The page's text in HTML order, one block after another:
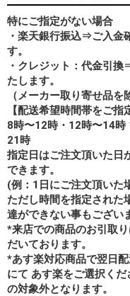
特にご指定がない場合
・楽天銀行振込⇒ご入金
す。
・クレジット：代金引
たします。
（メーカー取り寄せ品を
【配送希望時間帯をご指
8時〜12時・12時〜14
21時
指定日はご注文頂いた日
できます。
(例：1日にご注文頂いた
ただし時間を指定された
達ができない事もござい
*来店での商品のお引取
だいております。
*あす楽対応商品で翌日
にて あす楽をご選択く
の対象外となります。